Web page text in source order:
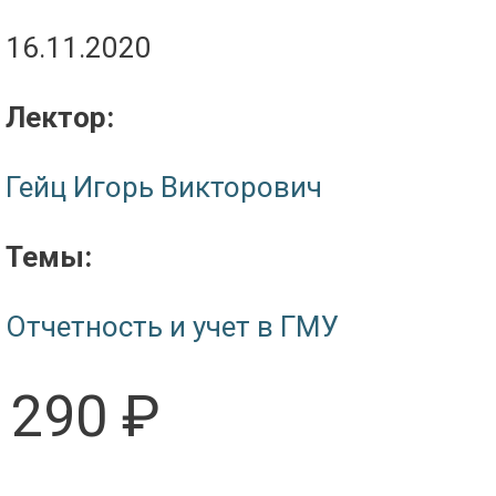
16.11.2020
Лектор:
Гейц Игорь Викторович
Темы:
Отчетность и учет в ГМУ
290 ₽